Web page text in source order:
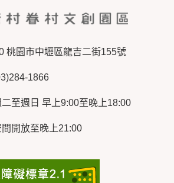
桃園市中壢區龍吉二街155號
1866
至週日 早上9:00至晚上18:00
開放至晚上21:00